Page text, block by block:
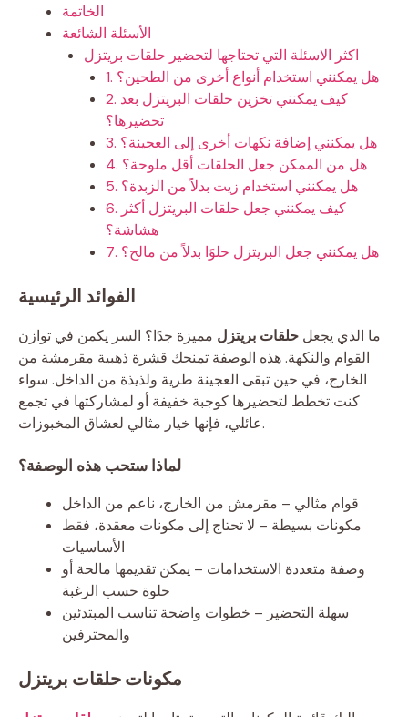
الخاتمة
الأسئلة الشائعة
اكثر الاسئلة التي تحتاجها لتحضير حلقات بريتزل
1. هل يمكنني استخدام أنواع أخرى من الطحين؟
2. كيف يمكنني تخزين حلقات البريتزل بعد
تحضيرها؟
3. هل يمكنني إضافة نكهات أخرى إلى العجينة؟
4. هل من الممكن جعل الحلقات أقل ملوحة؟
5. هل يمكنني استخدام زيت بدلاً من الزبدة؟
6. كيف يمكنني جعل حلقات البريتزل أكثر
هشاشة؟
7. هل يمكنني جعل البريتزل حلوًا بدلاً من مالح؟
الفوائد الرئيسية
ما الذي يجعل حلقات بريتزل مميزة جدًا؟ السر يكمن في توازن
القوام والنكهة. هذه الوصفة تمنحك قشرة ذهبية مقرمشة من
الخارج، في حين تبقى العجينة طرية ولذيذة من الداخل. سواء
كنت تخطط لتحضيرها كوجبة خفيفة أو لمشاركتها في تجمع
عائلي، فإنها خيار مثالي لعشاق المخبوزات.
لماذا ستحب هذه الوصفة؟
قوام مثالي – مقرمش من الخارج، ناعم من الداخل
مكونات بسيطة – لا تحتاج إلى مكونات معقدة، فقط
الأساسيات
وصفة متعددة الاستخدامات – يمكن تقديمها مالحة أو
حلوة حسب الرغبة
سهلة التحضير – خطوات واضحة تناسب المبتدئين
والمحترفين
مكونات حلقات بريتزل